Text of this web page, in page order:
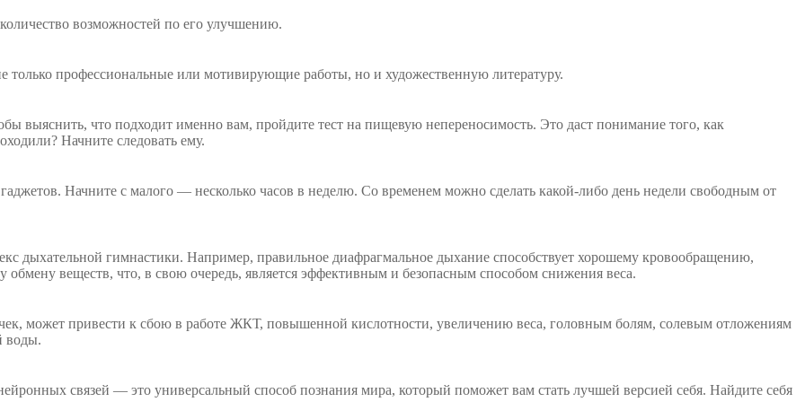
возможностей по его улучшению.
профессиональные или мотивирующие работы, но и художественную литературу.
выяснить, что подходит именно вам, пройдите тест на пищевую непереносимость. Это даст понимание того, как
Начните следовать ему.
Начните с малого — несколько часов в неделю. Со временем можно сделать какой-либо день недели свободным от
дыхательной гимнастики. Например, правильное диафрагмальное дыхание способствует хорошему кровообращению,
веществ, что, в свою очередь, является эффективным и безопасным способом снижения веса.
может привести к сбою в работе ЖКТ, повышенной кислотности, увеличению веса, головным болям, солевым отложениям
воды.
связей — это универсальный способ познания мира, который поможет вам стать лучшей версией себя. Найдите себя